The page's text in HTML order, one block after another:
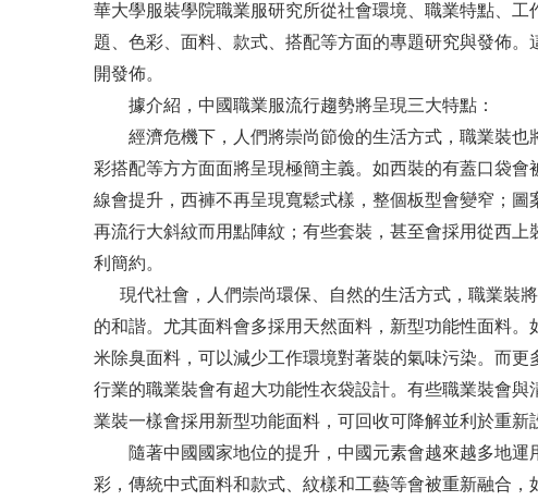
華大學服裝學院職業服研究所從社會環境、職業特點、
題、色彩、面料、款式、搭配等方面的專題研究與發佈
開發佈。
據介紹，中國職業服流行趨勢將呈現三大特點：
經濟危機下，人們將崇尚節儉的生活方式，職業裝也
彩搭配等方方面面將呈現極簡主義。如西裝的有蓋口袋
線會提升，西褲不再呈現寬鬆式樣，整個板型會變窄；
再流行大斜紋而用點陣紋；有些套裝，甚至會採用從西
利簡約。
現代社會，人們崇尚環保、自然的生活方式，職業裝
的和諧。尤其面料會多採用天然面料，新型功能性面料
米除臭面料，可以減少工作環境對著裝的氣味污染。而
行業的職業裝會有超大功能性衣袋設計。有些職業裝會
業裝一樣會採用新型功能面料，可回收可降解並利於重新
隨著中國國家地位的提升，中國元素會越來越多地運
彩，傳統中式面料和款式、紋樣和工藝等會被重新融合